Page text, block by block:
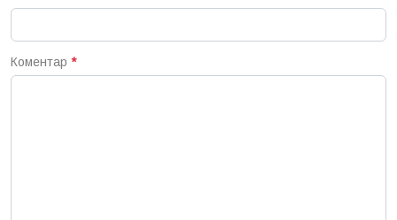
Коментар *